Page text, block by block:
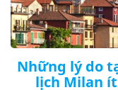
Những lý do
lịch Milan